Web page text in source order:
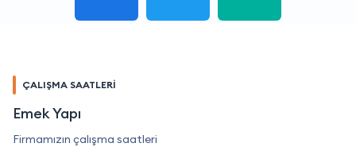
ÇALIŞMA SAATLERİ
Emek Yapı
Firmamızın çalışma saatleri